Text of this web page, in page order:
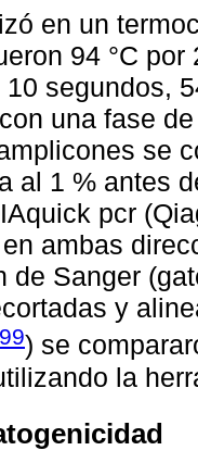
en un
94 °C
10 segundos,
una fase
se
al 1 % antes
pcr
ambas
de Sanger
y
) se
la